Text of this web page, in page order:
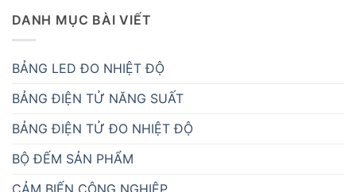
DANH MỤC BÀI VIẾT
BẢNG LED ĐO NHIỆT ĐỘ
BẢNG ĐIỆN TỬ NĂNG SUẤT
BẢNG ĐIỆN TỬ ĐO NHIỆT ĐỘ
BỘ ĐẾM SẢN PHẨM
CẢM BIẾN CÔNG NGHIỆP